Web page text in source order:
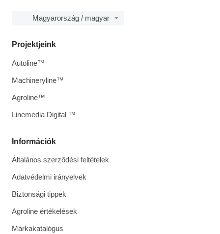
Magyarország / magyar
Információk
Általános szerződési feltételek
Adatvédelmi irányelvek
Biztonsági tippek
Agroline értékelések
Márkakatalógus
Projektjeink
Autoline™
Machineryline™
Agroline™
Linemedia Digital ™